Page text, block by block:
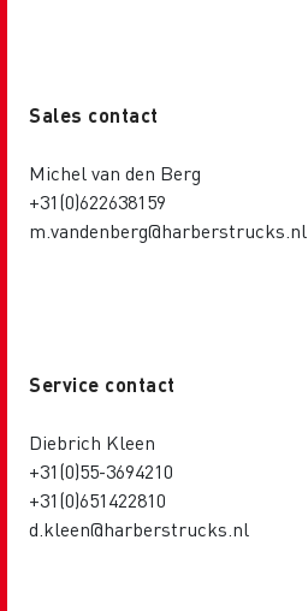
Sales contact
Michel van den Berg
+31(0)622638159
m.vandenberg@harberstrucks.nl
Service contact
Diebrich Kleen
+31(0)55-3694210
+31(0)651422810
d.kleen@harberstrucks.nl